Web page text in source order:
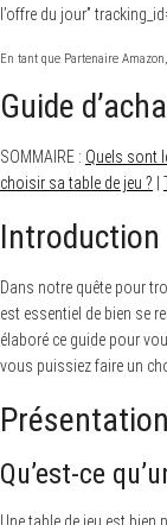
l’offre du jour”
En tant que Partenaire
Guide
SOMMAIRE : Quels sont
choisir sa table de jeu ?
Introduction
Dans notre quête pour
est essentiel de bien se
élaboré ce guide pour
vous puissiez faire un
Présentation
Qu’est-ce